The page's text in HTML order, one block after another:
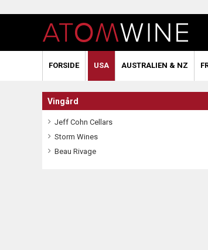
FORSIDE USA AUSTRALIEN & NZ
Vingård
Jeff Cohn Cellars
Storm Wines
Beau Rivage